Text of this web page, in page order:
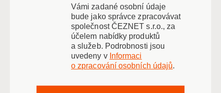
Vámi zadané osobní údaje
bude jako správce zpracovávat
společnost ČEZNET s.r.o., za
účelem nabídky produktů
a služeb. Podrobnosti jsou
uvedeny v Informaci
o zpracování osobních údajů.